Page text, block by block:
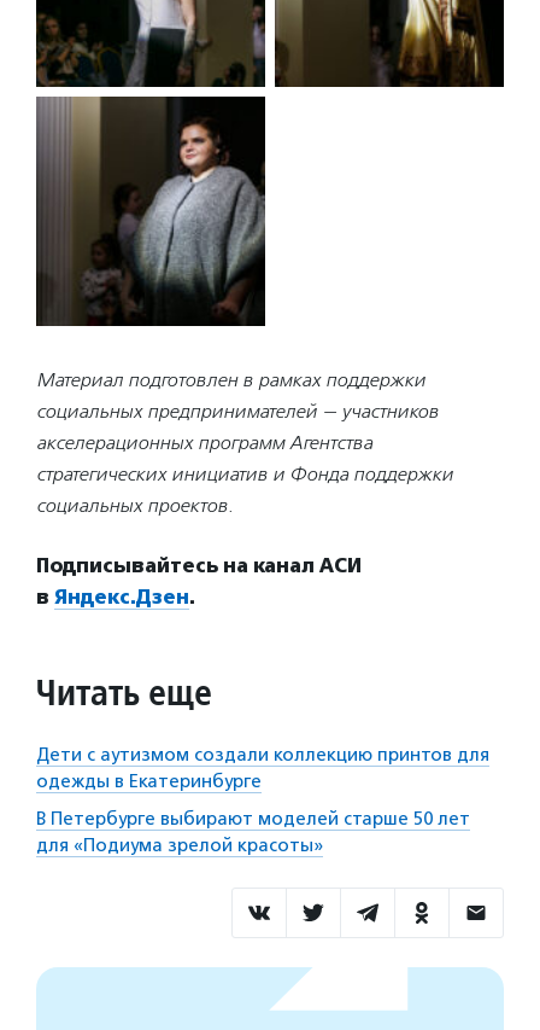
Материал подготовлен в рамках поддержки
социальных предпринимателей — участников
акселерационных программ Агентства
стратегических инициатив и Фонда поддержки
социальных проектов.
Подписывайтесь на канал АСИ
в Яндекс.Дзен.
Читать еще
Дети с аутизмом создали коллекцию принтов для
одежды в Екатеринбурге
В Петербурге выбирают моделей старше 50 лет
для «Подиума зрелой красоты»